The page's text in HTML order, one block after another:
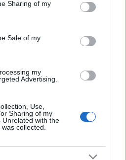
behaviour. You may click to
and its third-party tags to
purposes in below Google
Sharing of my
Sale of my
my
Advertising.
Use,
Sharing of my
Unrelated with the
collected.
gravírozott olimpiai
sas tartja, mely
váltófutás - Berlin,
Fogóján a láng
is láthatók - így
útvonal a
Athénon,
és Prágán keresztül
különleges fáklya a
Ferenc Múzeum
meg.